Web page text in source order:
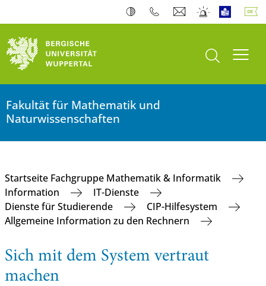
Suche öffnen
Fakultät für Mathematik und
Naturwissenschaften
Startseite Fachgruppe Mathematik & Informatik
Information
IT-Dienste
Dienste für Studierende
CIP-Hilfesystem
Allgemeine Information zu den Rechnern
Sich mit dem System vertraut
machen